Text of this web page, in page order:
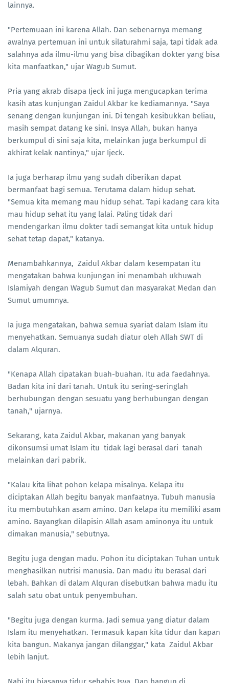
lainnya.
"Pertemuaan ini karena Allah. Dan sebenarnya memang
awalnya pertemuan ini untuk silaturahmi saja, tapi tidak ada
salahnya ada ilmu-ilmu yang bisa dibagikan dokter yang bisa
kita manfaatkan," ujar Wagub Sumut.
Pria yang akrab disapa Ijeck ini juga mengucapkan terima
kasih atas kunjungan Zaidul Akbar ke kediamannya. "Saya
senang dengan kunjungan ini. Di tengah kesibukkan beliau,
masih sempat datang ke sini. Insya Allah, bukan hanya
berkumpul di sini saja kita, melainkan juga berkumpul di
akhirat kelak nantinya," ujar Ijeck.
Ia juga berharap ilmu yang sudah diberikan dapat
bermanfaat bagi semua. Terutama dalam hidup sehat.
"Semua kita memang mau hidup sehat. Tapi kadang cara kita
mau hidup sehat itu yang lalai. Paling tidak dari
mendengarkan ilmu dokter tadi semangat kita untuk hidup
sehat tetap dapat," katanya.
Menambahkannya, Zaidul Akbar dalam kesempatan itu
mengatakan bahwa kunjungan ini menambah ukhuwah
Islamiyah dengan Wagub Sumut dan masyarakat Medan dan
Sumut umumnya.
Ia juga mengatakan, bahwa semua syariat dalam Islam itu
menyehatkan. Semuanya sudah diatur oleh Allah SWT di
dalam Alquran.
"Kenapa Allah cipatakan buah-buahan. Itu ada faedahnya.
Badan kita ini dari tanah. Untuk itu sering-seringlah
berhubungan dengan sesuatu yang berhubungan dengan
tanah," ujarnya.
Sekarang, kata Zaidul Akbar, makanan yang banyak
dikonsumsi umat Islam itu tidak lagi berasal dari tanah
melainkan dari pabrik.
"Kalau kita lihat pohon kelapa misalnya. Kelapa itu
diciptakan Allah begitu banyak manfaatnya. Tubuh manusia
itu membutuhkan asam amino. Dan kelapa itu memiliki asam
amino. Bayangkan dilapisin Allah asam aminonya itu untuk
dimakan manusia," sebutnya.
Begitu juga dengan madu. Pohon itu diciptakan Tuhan untuk
menghasilkan nutrisi manusia. Dan madu itu berasal dari
lebah. Bahkan di dalam Alquran disebutkan bahwa madu itu
salah satu obat untuk penyembuhan.
"Begitu juga dengan kurma. Jadi semua yang diatur dalam
Islam itu menyehatkan. Termasuk kapan kita tidur dan kapan
kita bangun. Makanya jangan dilanggar," kata Zaidul Akbar
lebih lanjut.